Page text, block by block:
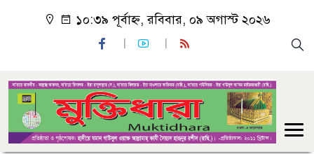
১০:৩৯ পূর্বাহ্ন, রবিবার, ০৯ অগাস্ট ২০২৬